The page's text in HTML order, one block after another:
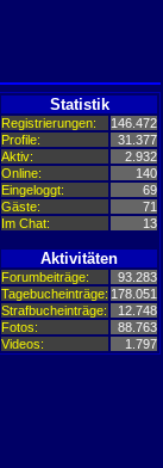
Statistik
Registrierungen:
146.472
Profile:
31.377
Aktiv:
2.932
Online:
140
Eingeloggt:
69
Gäste:
71
Im Chat:
13
Aktivitäten
Forumbeiträge:
93.283
Tagebucheinträge: 178.051
Strafbucheinträge:
12.748
Fotos:
88.763
Videos:
1.797